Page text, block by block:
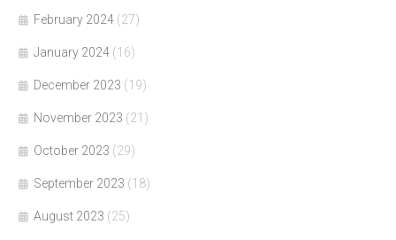
February 2024 (27)
January 2024 (16)
December 2023 (19)
November 2023 (21)
October 2023 (29)
September 2023 (18)
August 2023 (25)